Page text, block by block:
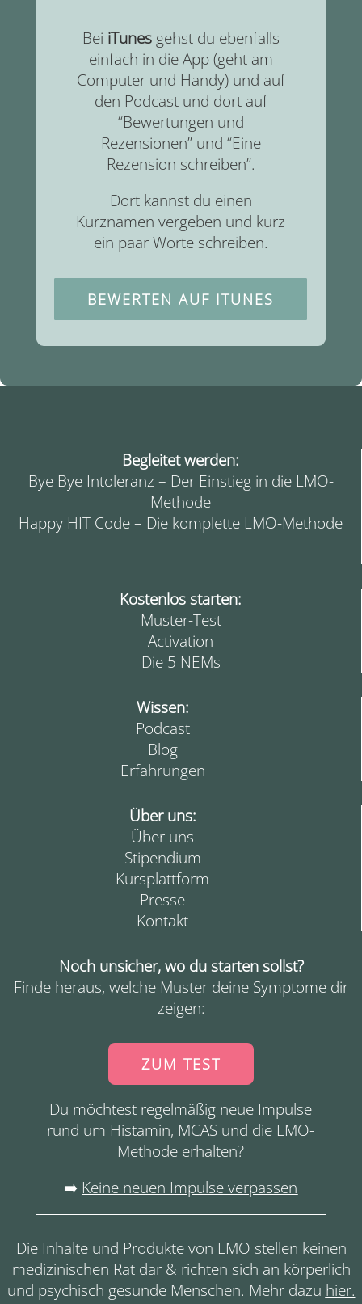
Bei iTunes gehst du ebenfalls
einfach in die App (geht am
Computer und Handy) und auf
den Podcast und dort auf
“Bewertungen und
Rezensionen” und “Eine
Rezension schreiben”.
Dort kannst du einen
Kurznamen vergeben und kurz
ein paar Worte schreiben.
BEWERTEN AUF ITUNES
Begleitet werden:
Bye Bye Intoleranz – Der Einstieg in die LMO-
Methode
Happy HIT Code – Die komplette LMO-Methode
Kostenlos starten:
Muster-Test
Activation
Die 5 NEMs
Wissen:
Podcast
Blog
Erfahrungen
Über uns:
Über uns
Stipendium
Kursplattform
Presse
Kontakt
Noch unsicher, wo du starten sollst?
Finde heraus, welche Muster deine Symptome dir
zeigen:
ZUM TEST
Du möchtest regelmäßig neue Impulse
rund um Histamin, MCAS und die LMO-
Methode erhalten?
➡️ Keine neuen Impulse verpassen
Die Inhalte und Produkte von LMO stellen keinen
medizinischen Rat dar & richten sich an körperlich
und psychisch gesunde Menschen. Mehr dazu hier.